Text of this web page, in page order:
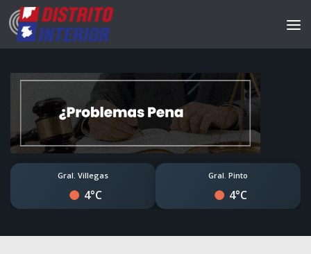
Gral. Villegas
4°C
Gral. Pinto
4°C